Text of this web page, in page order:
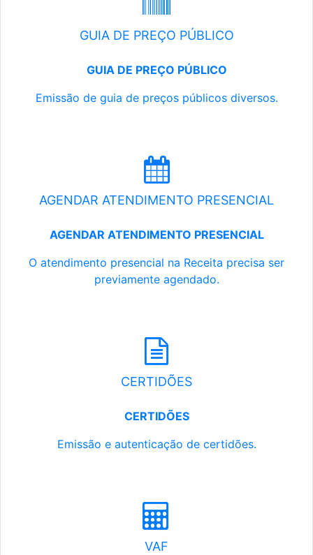
GUIA DE PREÇO PÚBLICO
GUIA DE PREÇO PÚBLICO
Emissão de guia de preços públicos diversos.
AGENDAR ATENDIMENTO PRESENCIAL
AGENDAR ATENDIMENTO PRESENCIAL
O atendimento presencial na Receita precisa ser
previamente agendado.
CERTIDÕES
CERTIDÕES
Emissão e autenticação de certidões.
VAF